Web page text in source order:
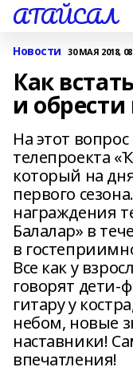
АТАЙСАЛ
Новости 30 МАЯ 2018,
Как
и
На этот
телепроекта
который на
первого
награждения
Балалар» в
в
Все как у
говорят дети-
гитару у
небом, новые
наставники!
впечатления!